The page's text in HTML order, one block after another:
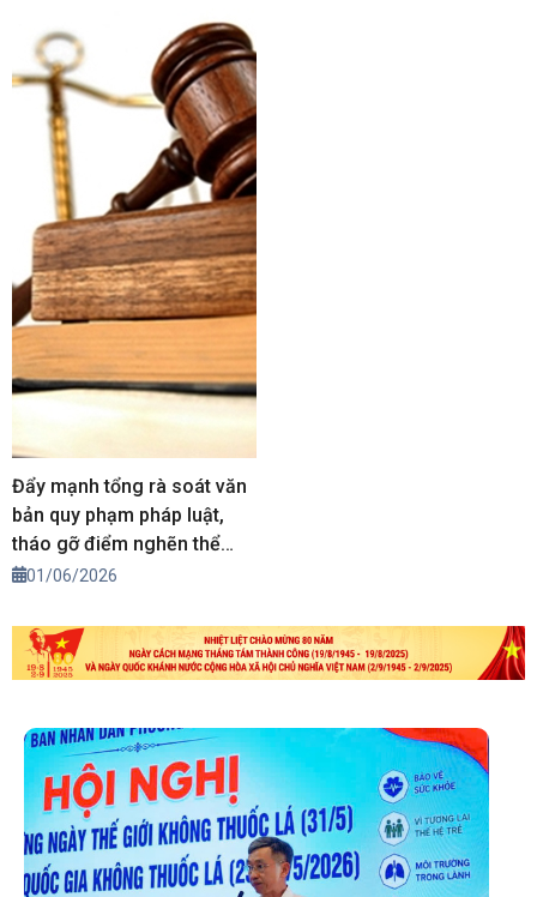
Đẩy mạnh tổng rà soát văn
bản quy phạm pháp luật,
tháo gỡ điểm nghẽn thể
chế cho phát triển
01/06/2026